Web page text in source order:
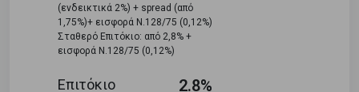
(ενδεικτικά 2%) + spread (από
1,75%)+ εισφορά Ν.128/75 (0,12%)
Σταθερό Επιτόκιο: από 2,8% +
εισφορά Ν.128/75 (0,12%)
Επιτόκιο 2.8%